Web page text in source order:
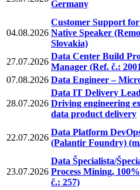
Germany
04.08.2026
Customer Support
Native Speaker
Slovakia)
27.07.2026
Data Center Build
Manager (Ref. č.:
07.08.2026 Data Engineer –
28.07.2026
Data IT Delivery
Driving engineering
data product delivery
22.07.2026
Data Platform
(Palantir Foundry)
23.07.2026
Data Špecialista/
Process Mining,
č.: 257)